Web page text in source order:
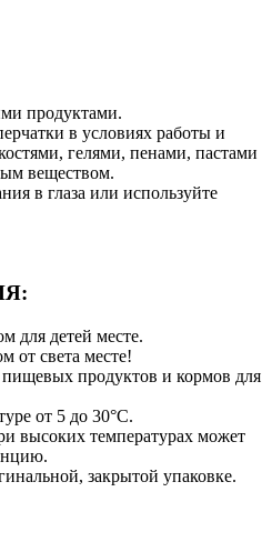
продуктами.
в условиях работы и
гелями, пенами, пастами
веществом.
в глаза или используйте
для детей месте.
от света месте!
продуктов и кормов для
от 5 до 30°C.
высоких температурах может
закрытой упаковке.